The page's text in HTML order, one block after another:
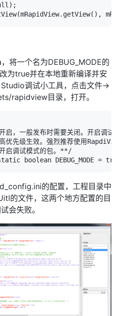
将一个名为DEBUG_MODE的
为true并在本地重新编译并安
调试小工具，点击文件->
rapidview目录，打开。
一般发布时需要关闭。开启调试模
级生效。强烈推荐使用RapdiView
调试模式的包。**/
的配置，工程目录中
的文件，这两个地方配置的目
会失败。